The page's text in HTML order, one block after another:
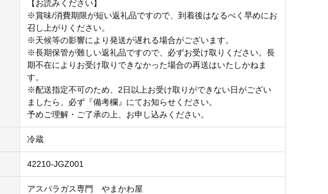
【お読みください】
※賞味/消費期限が短い返礼品ですので、到着後はなるべく早めにお
召し上がりください。
※天候等の影響により発送が遅れる場合がございます。
※長期保管が難しい返礼品ですので、必ずお受け取りください。長
期不在によりお受け取りできなかった場合の再送はいたしかねま
す。
※配送指定不可のため、2日以上お受け取りができない日がござい
ましたら、必ず『備考欄』にてお知らせください。
予めご理解・ご了承の上、お申し込みください。
冷蔵
42210-JGZ001
アスパラガス専門 やまかわ屋